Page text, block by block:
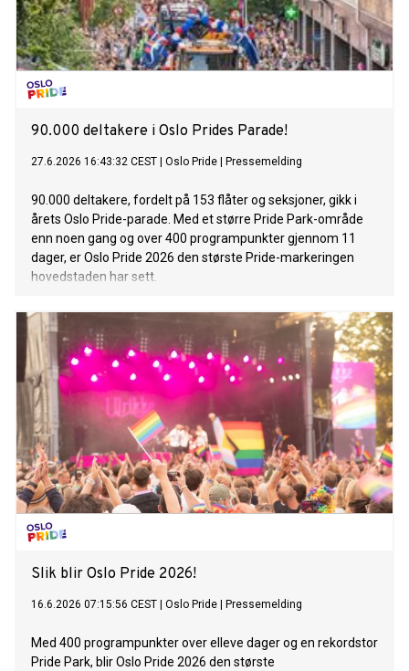
90.000 deltakere i Oslo Prides Parade!
27.6.2026 16:43:32 CEST Oslo Pride Pressemelding
90.000 deltakere, fordelt på 153 flåter og seksjoner, gikk i
årets Oslo Pride-parade. Med et større Pride Park-område
enn noen gang og over 400 programpunkter gjennom 11
dager, er Oslo Pride 2026 den største Pride-markeringen
hovedstaden har sett.
Slik blir Oslo Pride 2026!
16.6.2026 07:15:56 CEST Oslo Pride Pressemelding
Med 400 programpunkter over elleve dager og en rekordstor
Pride Park, blir Oslo Pride 2026 den største